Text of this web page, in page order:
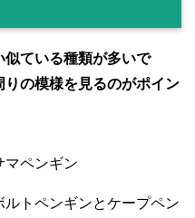
似ている種類が多いで
の模様を見るのがポイン
マペンギン
トペンギンとケープペン